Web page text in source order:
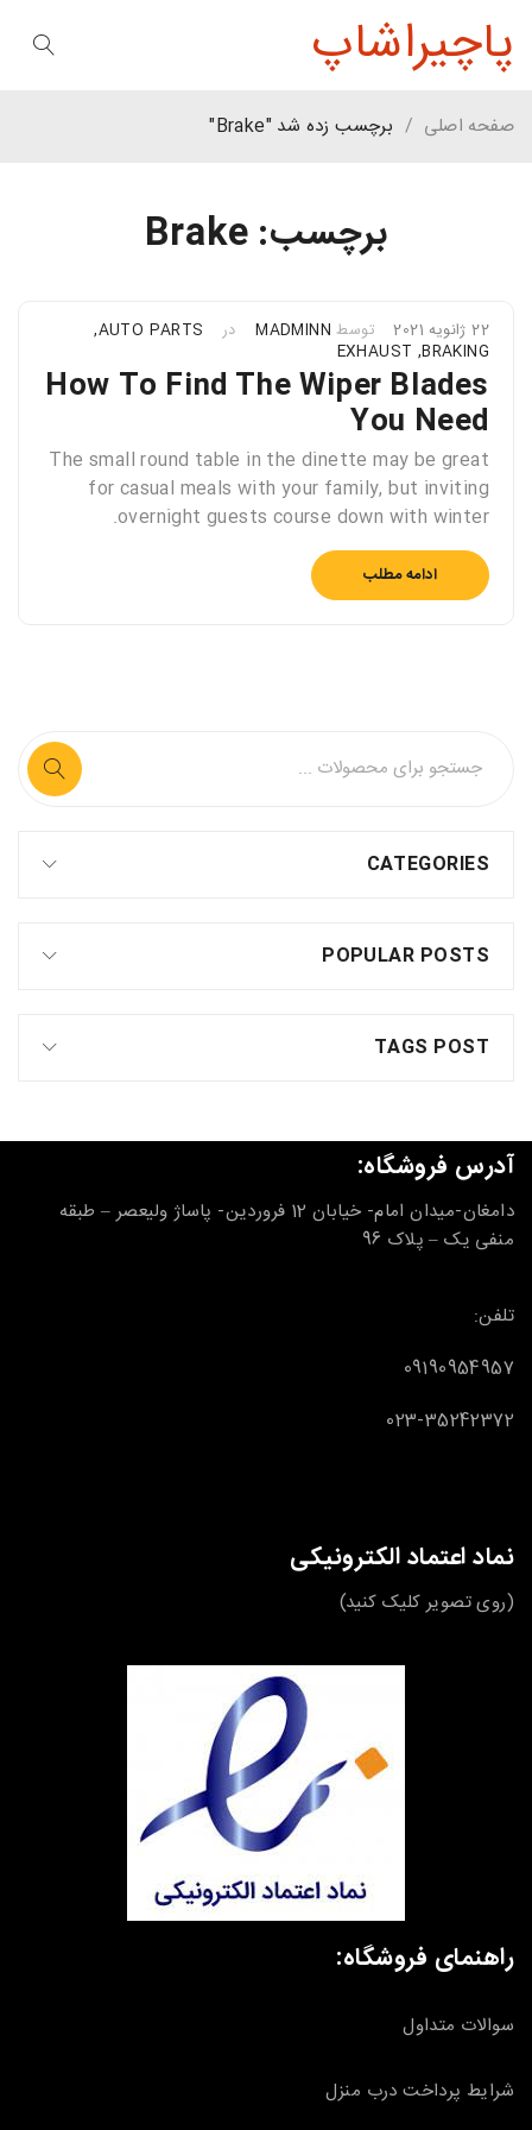
پاچیراشاپ
برچسب: Brake
صفحه اصلی / برچسب زده شد "Brake"
22 ژانویه 2021 توسط MADMINN در AUTO PARTS
,
BRAKING
,
EXHAUST
How To Find The Wiper Blades
You Need
The small round table in the dinette may be great
for casual meals with your family, but inviting
overnight guests course down with winter.
ادامه مطلب
CATEGORIES
POPULAR POSTS
TAGS POST
آدرس فروشگاه:
دامغان-میدان امام- خیابان 12 فروردین- پاساژ ولیعصر – طبقه
منفی یک – پلاک 96
تلفن:
09190954957
023-35242372
نماد اعتماد الکترونیکی
(روی تصویر کلیک کنید)
راهنمای فروشگاه:
سوالات متداول
شرایط پرداخت درب منزل